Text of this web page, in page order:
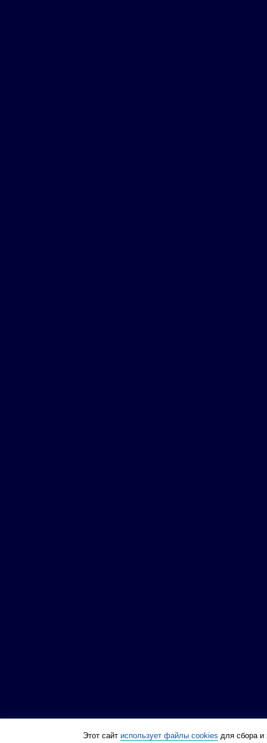
Этот сайт использует файлы cookies для сбора и